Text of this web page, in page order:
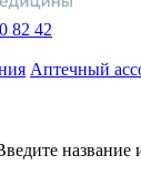
82 42
Аптечный
название